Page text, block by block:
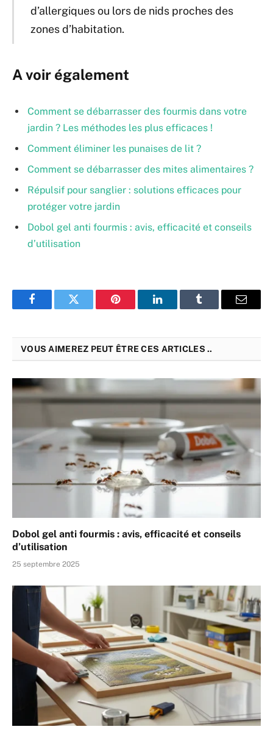
d’allergiques ou lors de nids proches des
zones d’habitation.
A voir également
Comment se débarrasser des fourmis dans votre
jardin ? Les méthodes les plus efficaces !
Comment éliminer les punaises de lit ?
Comment se débarrasser des mites alimentaires ?
Répulsif pour sanglier : solutions efficaces pour
protéger votre jardin
Dobol gel anti fourmis : avis, efficacité et conseils
d’utilisation
FacebookTwitter Pinterest LinkedInTumblr Email
VOUS AIMEREZ PEUT ÊTRE CES ARTICLES ..
Dobol gel anti fourmis : avis, efficacité et conseils
d’utilisation
25 septembre 2025